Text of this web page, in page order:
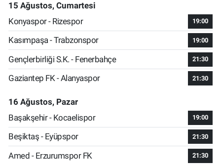
15 Ağustos, Cumartesi
Konyaspor - Rizespor
19:00
Kasımpaşa - Trabzonspor 19:00
Gençlerbirliği S.K. - Fenerbahçe 21:30
Gaziantep FK - Alanyaspor 21:30
16 Ağustos, Pazar
Başakşehir - Kocaelispor
19:00
Beşiktaş - Eyüpspor 21:30
Amed - Erzurumspor FK 21:30